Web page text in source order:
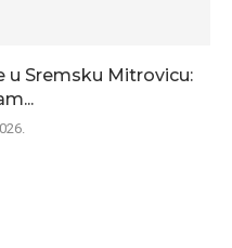
u Sremsku Mitrovicu: